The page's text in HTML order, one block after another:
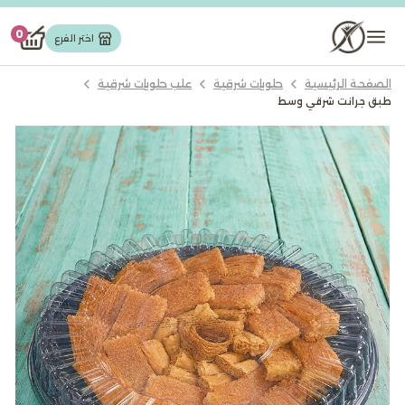
اختر الفرع 0 تورت وجاتوه
مخبوزات
حلويات شرقیة
شوكولاته
كيك
ايس كريم
الصفحة الرئيسية حلويات شرقیة علب حلويات شرقية
طبق جرانت شرقي وسط